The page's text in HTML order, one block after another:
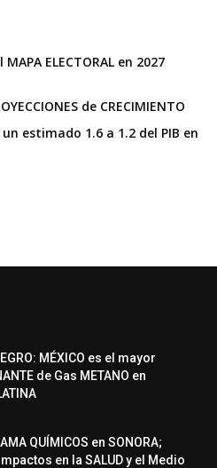
ELECTORAL en 2027
de CRECIMIENTO
un estimado 1.6 a 1.2 del PIB en
MÉXICO es el mayor
de Gas METANO en
QUÍMICOS en SONORA;
en la SALUD y el Medio